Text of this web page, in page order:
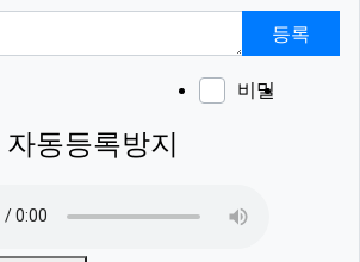
등록
비밀
자동등록방지